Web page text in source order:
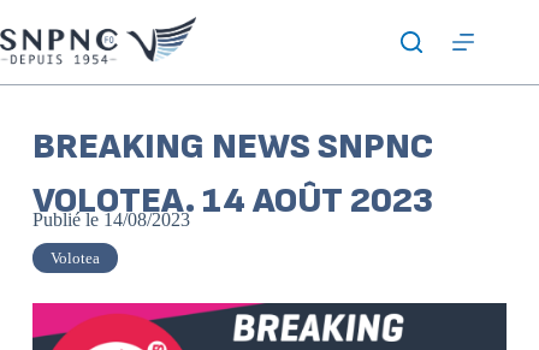
BREAKING NEWS SNPNC
VOLOTEA. 14 AOÛT 2023
Publié le 14/08/2023
Volotea